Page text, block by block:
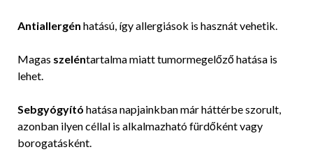
Antiallergén hatású, így allergiások is hasznát vehetik.
Magas szeléntartalma miatt tumormegelőző hatása is
lehet.
Sebgyógyító hatása napjainkban már háttérbe szorult,
azonban ilyen céllal is alkalmazható fürdőként vagy
borogatásként.